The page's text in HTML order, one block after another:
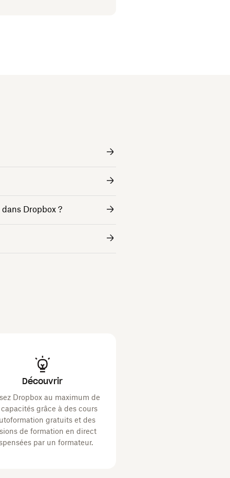
Dropbox ?
Découvrir
Dropbox au maximum de
capacités grâce à des cours
gratuits et des
de formation en direct
par un formateur.